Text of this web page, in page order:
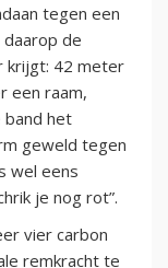
tegen een
de
krijgt: 42 meter
een raam,
band het
geweld tegen
wel eens
je nog rot”.
vier carbon
remkracht te